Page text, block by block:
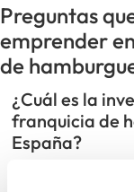
Preguntas
emprender
de
¿Cuál es la
franquicia de
España?
¿Qué costes